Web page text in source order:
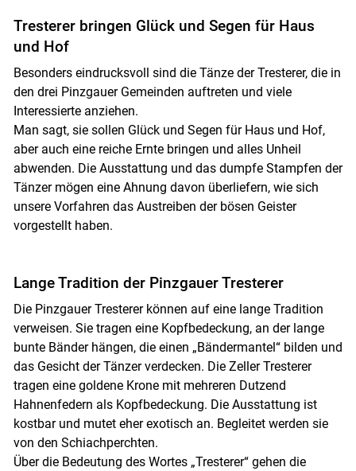
Tresterer bringen Glück und Segen für Haus
und Hof
Besonders eindrucksvoll sind die Tänze der Tresterer, die in
den drei Pinzgauer Gemeinden auftreten und viele
Interessierte anziehen.
Man sagt, sie sollen Glück und Segen für Haus und Hof,
aber auch eine reiche Ernte bringen und alles Unheil
abwenden. Die Ausstattung und das dumpfe Stampfen der
Tänzer mögen eine Ahnung davon überliefern, wie sich
unsere Vorfahren das Austreiben der bösen Geister
vorgestellt haben.
Lange Tradition der Pinzgauer Tresterer
Die Pinzgauer Tresterer können auf eine lange Tradition
verweisen. Sie tragen eine Kopfbedeckung, an der lange
bunte Bänder hängen, die einen „Bändermantel“ bilden und
das Gesicht der Tänzer verdecken. Die Zeller Tresterer
tragen eine goldene Krone mit mehreren Dutzend
Hahnenfedern als Kopfbedeckung. Die Ausstattung ist
kostbar und mutet eher exotisch an. Begleitet werden sie
von den Schiachperchten.
Über die Bedeutung des Wortes „Tresterer“ gehen die